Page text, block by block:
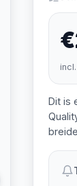
Dit is